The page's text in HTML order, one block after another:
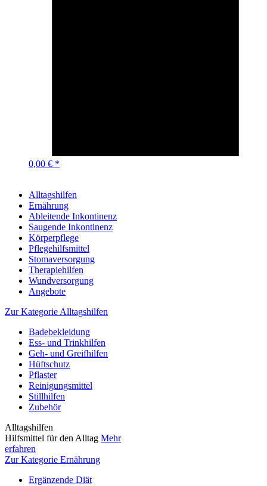
0,00 € *
Alltagshilfen
Ernährung
Ableitende Inkontinenz
Saugende Inkontinenz
Körperpflege
Pflegehilfsmittel
Stomaversorgung
Therapiehilfen
Wundversorgung
Angebote
Zur Kategorie Alltagshilfen
Badebekleidung
Ess- und Trinkhilfen
Geh- und Greifhilfen
Hüftschutz
Pflaster
Reinigungsmittel
Stillhilfen
Zubehör
Alltagshilfen
Hilfsmittel für den Alltag Mehr
erfahren
Zur Kategorie Ernährung
Ergänzende Diät